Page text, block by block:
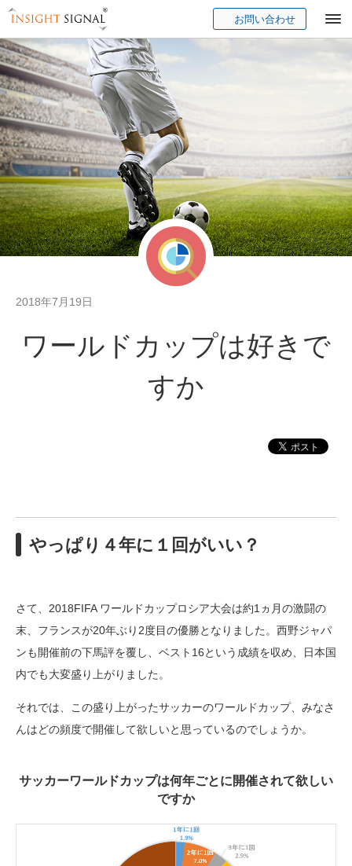
Insight Signal
お問い合わせ
2018年7月19日
ワールドカップは好きで
すか
やっぱり４年に１回がいい？
さて、2018FIFA ワールドカップロシア大会は約1ヵ月の激闘の
末、フランスが20年ぶり2度目の優勝となりました。西野ジャパ
ンも開催前の下馬評を覆し、ベスト16という成績を収め、日本国
内でも大変盛り上がりました。
それでは、この盛り上がったサッカーのワールドカップ、みなさ
んはどの頻度で開催して欲しいと思っているのでしょうか。
サッカーワールドカップは何年ごとに開催されて欲しい
ですか